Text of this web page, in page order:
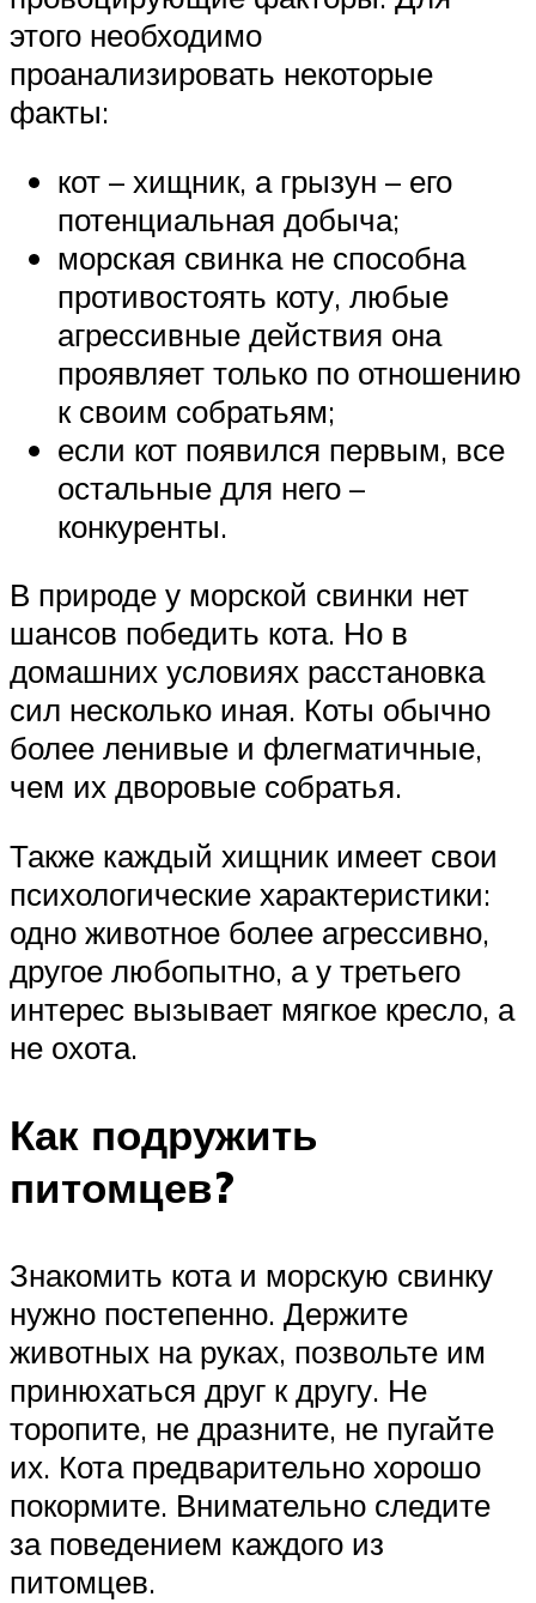
этого необходимо
проанализировать некоторые
факты:
кот – хищник, а грызун – его
потенциальная добыча;
морская свинка не способна
противостоять коту, любые
агрессивные действия она
проявляет только по отношению
к своим собратьям;
если кот появился первым, все
остальные для него –
конкуренты.
В природе у морской свинки нет
шансов победить кота. Но в
домашних условиях расстановка
сил несколько иная. Коты обычно
более ленивые и флегматичные,
чем их дворовые собратья.
Также каждый хищник имеет свои
психологические характеристики:
одно животное более агрессивно,
другое любопытно, а у третьего
интерес вызывает мягкое кресло, а
не охота.
Как подружить
питомцев?
Знакомить кота и морскую свинку
нужно постепенно. Держите
животных на руках, позвольте им
принюхаться друг к другу. Не
торопите, не дразните, не пугайте
их. Кота предварительно хорошо
покормите. Внимательно следите
за поведением каждого из
питомцев.